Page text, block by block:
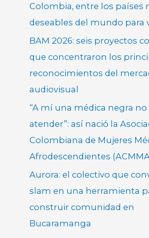
Colombia, entre los países
deseables del mundo para
BAM 2026: seis proyectos
que concentraron los
reconocimientos del
audiovisual
“A mí una médica negra no
atender”: así nació la
Colombiana de Mujeres
Afrodescendientes
Aurora: el colectivo que
slam en una herramienta
construir comunidad en
Bucaramanga